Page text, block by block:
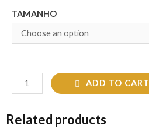
TAMANHO
ADD TO CART
Related products